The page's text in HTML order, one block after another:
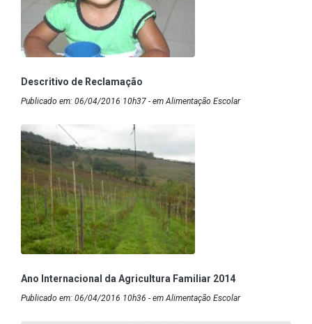
Descritivo de Reclamação
Publicado em: 06/04/2016 10h37 - em Alimentação Escolar
Ano Internacional da Agricultura Familiar 2014
Publicado em: 06/04/2016 10h36 - em Alimentação Escolar